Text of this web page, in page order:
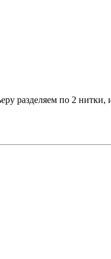
разделяем по 2 нитки,